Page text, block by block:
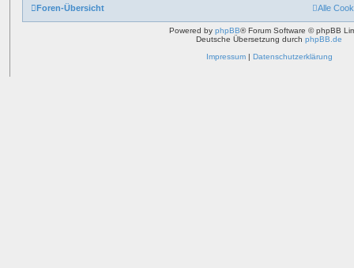
Foren-Übersicht Alle
Powered by phpBB® Forum Software © phpBB
Deutsche Übersetzung durch phpBB.de
Impressum| Datenschutzerklärung